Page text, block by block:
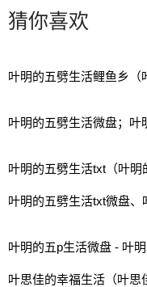
猜你喜欢
叶明的五劈生活鲤鱼乡（
叶明的五劈生活微盘；叶
叶明的五劈生活txt（叶明
叶明的五劈生活txt微盘
叶明的五p生活微盘 - 叶
叶思佳的幸福生活（叶思